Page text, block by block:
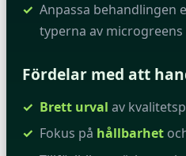
Anpassa behandlingen
typerna av microgreens
Fördelar med att
Brett urval av
Fokus på hållbarhet